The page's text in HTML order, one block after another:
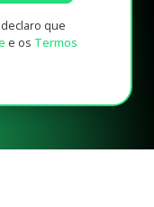
que
e os Termos